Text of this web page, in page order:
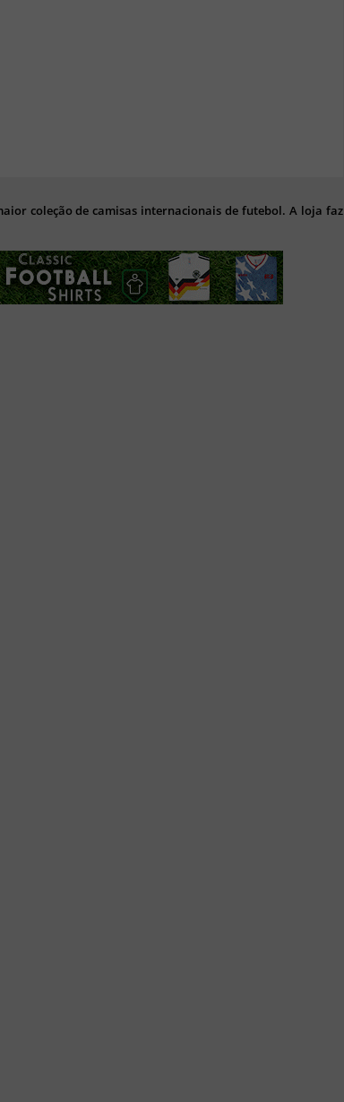
coleção de camisas internacionais de futebol. A loja faz